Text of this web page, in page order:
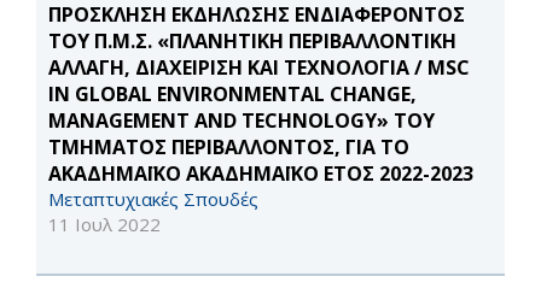
ΠΡΟΣΚΛΗΣΗ ΕΚΔΗΛΩΣΗΣ ΕΝΔΙΑΦΕΡΟΝΤΟΣ
ΤΟΥ Π.Μ.Σ. «ΠΛΑΝΗΤΙΚΗ ΠΕΡΙΒΑΛΛΟΝΤΙΚΗ
ΑΛΛΑΓΗ, ΔΙΑΧΕΙΡΙΣΗ ΚΑΙ ΤΕΧΝΟΛΟΓΙΑ / MSC
IN GLOBAL ENVIRONMENTAL CHANGE,
MANAGEMENT AND TECHNOLOGY» ΤΟΥ
ΤΜΗΜΑΤΟΣ ΠΕΡΙΒΑΛΛΟΝΤΟΣ, ΓΙΑ ΤΟ
ΑΚΑΔΗΜΑΪΚΟ ΑΚΑΔΗΜΑΪΚΟ ΕΤΟΣ 2022-2023
Μεταπτυχιακές Σπουδές
11 Ιουλ 2022